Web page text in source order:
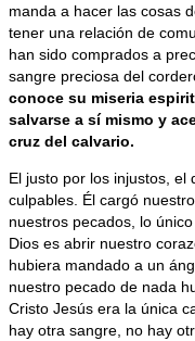
manda a hacer las cosas
tener una relación de
han sido comprados a
sangre preciosa del
conoce su miseria
salvarse a sí mismo y
cruz del calvario.
El justo por los injustos, el
culpables. Él cargó
nuestros pecados, lo
Dios es abrir nuestro
hubiera mandado a un
nuestro pecado de nada
Cristo Jesús era la única
hay otra sangre, no hay